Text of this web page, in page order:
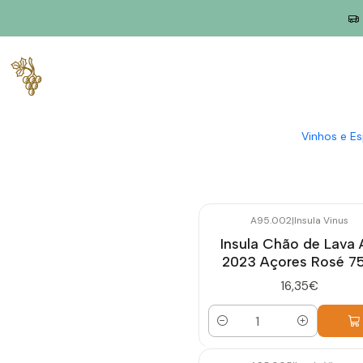
Vinhos e
Insula Vinus, produz vinhos autênticos, frescos e
A95.002|Insula Vinus
Insula Chão de Lava
2023 Açores Rosé
16,35€
Quantidade